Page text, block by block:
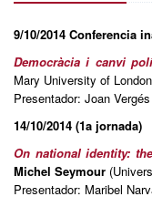
9/10/2014 Conferencia
Democràcia i canvi
Mary University of
Presentador: Joan
14/10/2014 (1a jornada)
On national identity:
Michel Seymour
Presentador: Maribel